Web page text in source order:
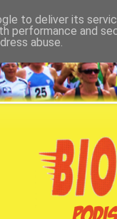
to deliver its
performance and
abuse.